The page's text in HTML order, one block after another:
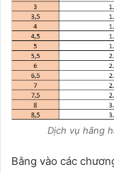
Dịch vụ hãng
Bằng vào các